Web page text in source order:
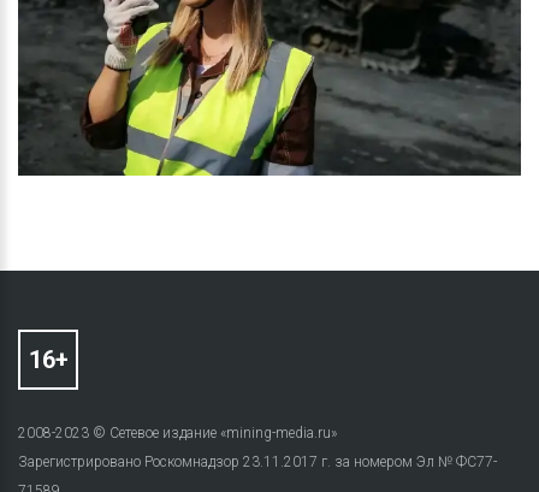
2008-2023 © Сетевое издание «mining-media.ru»
Зарегистрировано Роскомнадзор 23.11.2017 г. за номером Эл № ФС77-